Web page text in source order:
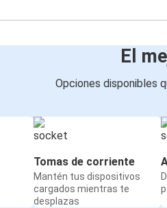
El
Opciones disponibles
Tomas de corriente
Mantén tus dispositivos
cargados mientras te
desplazas